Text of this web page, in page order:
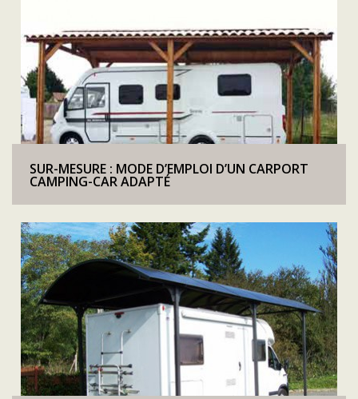
SUR-MESURE : MODE D’EMPLOI D’UN CARPORT
CAMPING-CAR ADAPTÉ